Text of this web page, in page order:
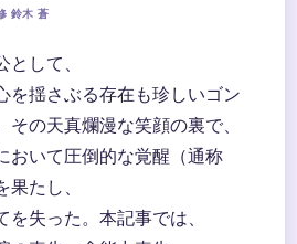
鈴木 蒼
して、
を揺さぶる存在も珍しいゴン
その天真爛漫な笑顔の裏で、
おいて圧倒的な覚醒（通称
果たし、
失った。本記事では、